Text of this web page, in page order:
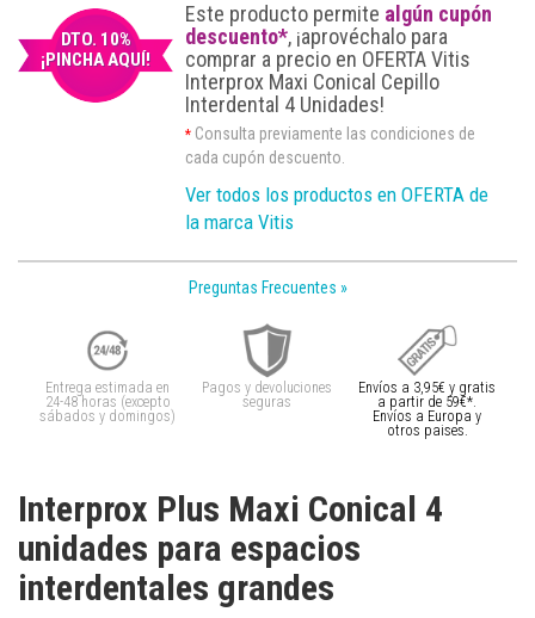
DTO. 10%
¡PINCHA AQUÍ!
Este producto permite algún cupón
descuento*, ¡aprovéchalo para
comprar a precio en OFERTA Vitis
Interprox Maxi Conical Cepillo
Interdental 4 Unidades!
* Consulta previamente las condiciones de
cada cupón descuento.
Ver todos los productos en OFERTA de
la marca Vitis
Preguntas Frecuentes »
Entrega estimada en
24-48 horas (excepto
sábados y domingos)
Pagos y devoluciones
seguras
Envíos a 3,95€ y gratis
a partir de 59€*.
Envíos a Europa y
otros paises.
Interprox Plus Maxi Conical 4
unidades para espacios
interdentales grandes